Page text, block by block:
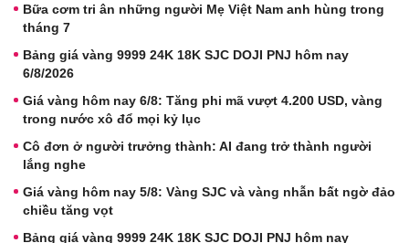
Bữa cơm tri ân những người Mẹ Việt Nam anh hùng trong
tháng 7
Bảng giá vàng 9999 24K 18K SJC DOJI PNJ hôm nay
6/8/2026
Giá vàng hôm nay 6/8: Tăng phi mã vượt 4.200 USD, vàng
trong nước xô đổ mọi kỷ lục
Cô đơn ở người trưởng thành: AI đang trở thành người
lắng nghe
Giá vàng hôm nay 5/8: Vàng SJC và vàng nhẫn bất ngờ đảo
chiều tăng vọt
Bảng giá vàng 9999 24K 18K SJC DOJI PNJ hôm nay